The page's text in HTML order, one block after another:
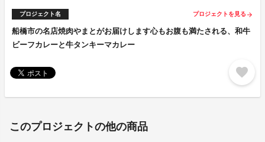
プロジェクト名 プロジェクトを見る arrow_forward
船橋市の名店焼肉やまとがお届けします心もお腹も満たされる、和牛
ビーフカレーと牛タンキーマカレー
favorite
このプロジェクトの他の商品